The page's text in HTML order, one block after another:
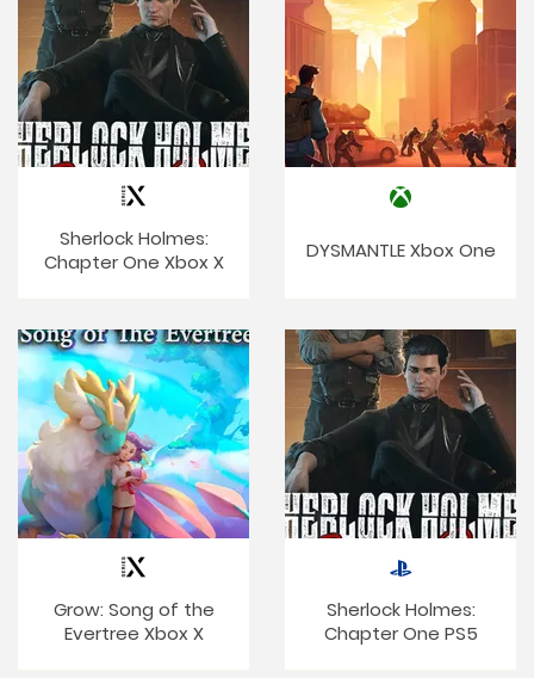
Sherlock Holmes:
Chapter One Xbox X
DYSMANTLE Xbox One
Grow: Song of the
Evertree Xbox X
Sherlock Holmes:
Chapter One PS5